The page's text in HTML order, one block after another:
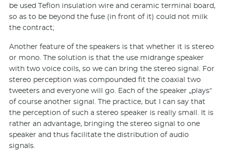
be used Teflon insulation wire and ceramic terminal board,
so as to be beyond the fuse (in front of it) could not milk
the contract;
Another feature of the speakers is that whether it is stereo
or mono. The solution is that the use midrange speaker
with two voice coils, so we can bring the stereo signal. For
stereo perception was compounded fit the coaxial two
tweeters and everyone will go. Each of the speaker „plays“
of course another signal. The practice, but I can say that
the perception of such a stereo speaker is really small. It is
rather an advantage, bringing the stereo signal to one
speaker and thus facilitate the distribution of audio
signals.